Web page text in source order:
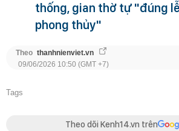
thống, gian thờ tự "đúng
phong thủy"
Theo thanhnienviet.vn
09/06/2026 10:50 (GMT +7)
Tags
Theo dõi Kenh14.vn trên